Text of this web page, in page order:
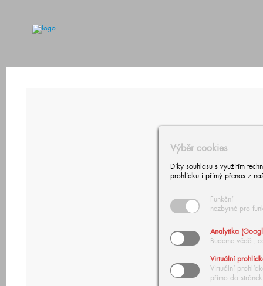
Výběr cookies
Díky souhlasu s využitím
prohlídku i přímý přenos z
Funkční
nezbytné pro
Analytika
Budeme vědět,
Virtuální
Virtuální
přímo do stránek